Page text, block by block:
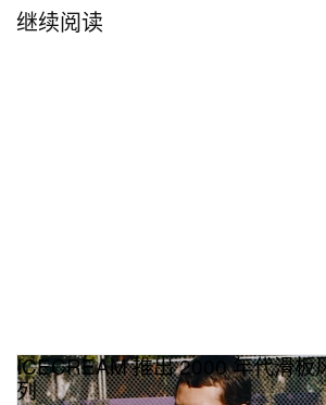
继续阅读
ICECREAM 推出 2000 年代滑板
列